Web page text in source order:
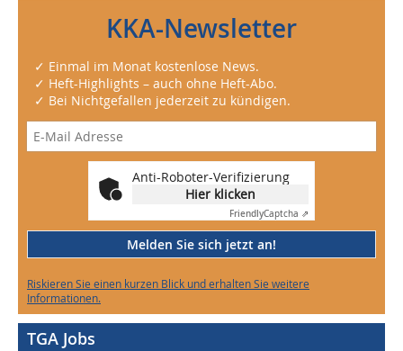
KKA-Newsletter
✓ Einmal im Monat kostenlose News.
✓ Heft-Highlights – auch ohne Heft-Abo.
✓ Bei Nichtgefallen jederzeit zu kündigen.
Anti-Roboter-Verifizierung
Hier klicken
FriendlyCaptcha ⇗
Melden Sie sich jetzt an!
Riskieren Sie einen kurzen Blick und erhalten Sie weitere
Informationen.
TGA Jobs